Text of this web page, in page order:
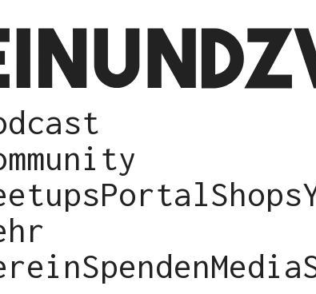
PortalShops
SpendenMedia